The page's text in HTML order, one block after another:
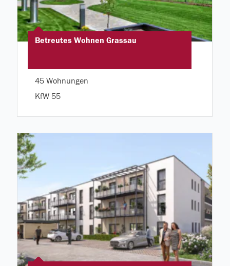
Betreutes Wohnen Grassau
45 Wohnungen
KfW 55